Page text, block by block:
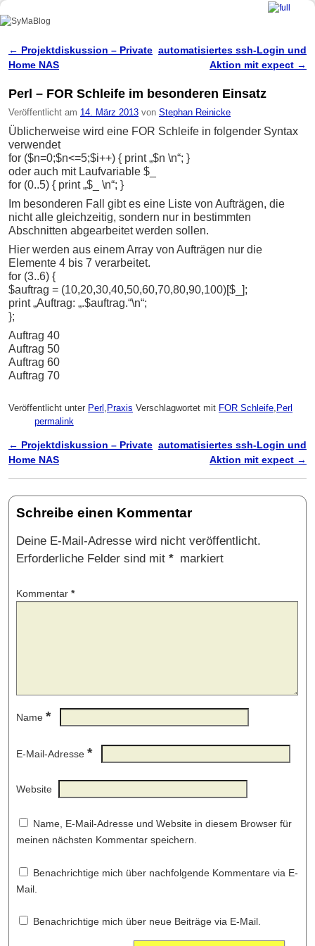
SyMaBlog
Artikelnavigation
← Projektdiskussion – Private
Home NAS
automatisiertes ssh-Login und
Aktion mit expect →
Perl – FOR Schleife im besonderen Einsatz
Veröffentlicht am 14. März 2013 von Stephan Reinicke
Üblicherweise wird eine FOR Schleife in folgender Syntax
verwendet
for ($n=0;$n<=5;$i++) { print „$n \n“; }
oder auch mit Laufvariable $_
for (0..5) { print „$_ \n“; }
Im besonderen Fall gibt es eine Liste von Aufträgen, die
nicht alle gleichzeitig, sondern nur in bestimmten
Abschnitten abgearbeitet werden sollen.
Hier werden aus einem Array von Aufträgen nur die
Elemente 4 bis 7 verarbeitet.
for (3..6) {
$auftrag = (10,20,30,40,50,60,70,80,90,100)[$_];
print „Auftrag: „.$auftrag.“\n“;
};
Auftrag 40
Auftrag 50
Auftrag 60
Auftrag 70
Veröffentlicht unter Perl Praxis Verschlagwortet mit FOR Schleife Perl
permalink
Artikelnavigation
← Projektdiskussion – Private
Home NAS
automatisiertes ssh-Login und
Aktion mit expect →
Schreibe einen Kommentar
Deine E-Mail-Adresse wird nicht veröffentlicht.
Erforderliche Felder sind mit * markiert
Kommentar *
Name *
E-Mail-Adresse *
Website
Name, E-Mail-Adresse und Website in diesem Browser für
meinen nächsten Kommentar speichern.
Benachrichtige mich über nachfolgende Kommentare via E-
Mail.
Benachrichtige mich über neue Beiträge via E-Mail.